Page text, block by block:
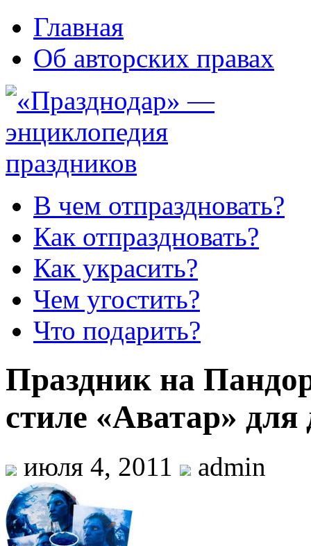
Главная
Об авторских правах
В чем отпраздновать?
Как отпраздновать?
Как украсить?
Чем угостить?
Что подарить?
Праздник на
стиле «Аватар» для
июля 4, 2011 admin